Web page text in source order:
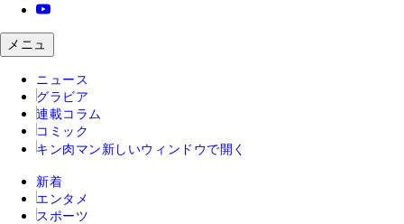
メニュ
ニュース
グラビア
連載コラム
コミック
キン肉マン 新しいウィンドウで開く
新着
エンタメ
スポーツ